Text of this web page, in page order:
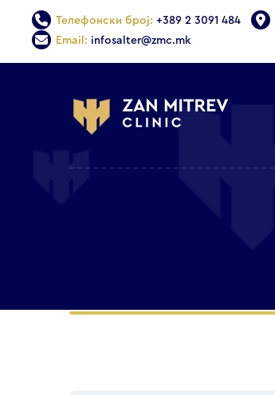
Телефонски број: +389 2 3091 484
Email: infosalter@zmc.mk